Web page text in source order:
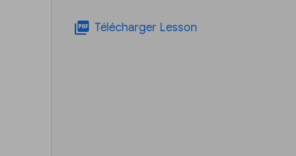
picture_as_pdf Télécharger Lesson